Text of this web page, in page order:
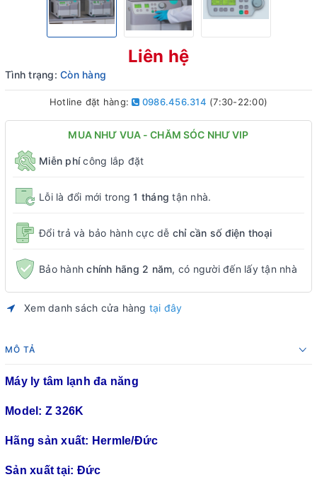
Liên hệ
Tình trạng: Còn hàng
Hotline đặt hàng: 0986.456.314 (7:30-22:00)
MUA NHƯ VUA - CHĂM SÓC NHƯ VIP
Miễn phícông lắp đặt
Lỗi là đổi mới trong1 tháng tận nhà.
Đổi trả và bảo hành cực dễ chỉ cần số điện thoại
Bảo hànhchính hãng 2 năm, có người đến lấy tận nhà
Xem danh sách cửa hàng tại đây
MÔ TẢ
Máy ly tâm lạnh đa năng
Model: Z 326K
Hãng sản xuất: Hermle/Đức
Sản xuất tại: Đức